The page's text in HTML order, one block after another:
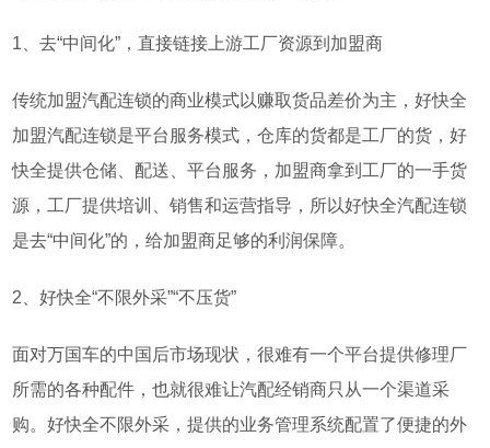
1 、去“中间化”，直接链接上游工厂资源到加盟商
传统加盟汽配连锁的商业模式以赚取货品差价为主，好快全
加盟汽配连锁是平台服务模式，仓库的货都是工厂的货，好
快全提供仓储、配送、平台服务，加盟商拿到工厂的一手货
源，工厂提供培训、销售和运营指导，所以好快全汽配连锁
是去“中间化”的，给加盟商足够的利润保障。
2 、好快全“不限外采”“不压货”
面对万国车的中国后市场现状，很难有一个平台提供修理厂
所需的各种配件，也就很难让汽配经销商只从一个渠道采
购。好快全不限外采，提供的业务管理系统配置了便捷的外